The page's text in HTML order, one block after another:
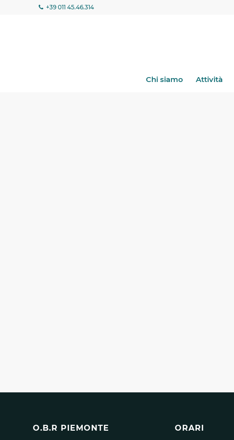
+39 011 45.46.314
Chi siamo Attività
O.B.R PIEMONTE ORARI